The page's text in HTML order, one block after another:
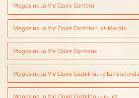
Magasins La Vie Claire Cambrai
Magasins La Vie Claire Carentan les Marais
Magasins La Vie Claire Carmaux
Magasins La Vie Claire Castelnau-d'Estrétefonds
Magasins La Vie Claire Castelnau-le-Lez